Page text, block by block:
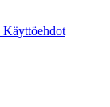
Käyttöehdot